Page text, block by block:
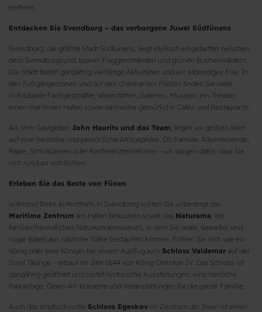
entfernt.
Entdecken Sie Svendborg – das verborgene Juwel Südfünens
Svendborg, die größte Stadt Südfünens, liegt idyllisch eingebettet zwischen
dem Svendborgsund, blauen Flaggenstränden und grünen Buchenwäldern.
Die Stadt bietet ganzjährig vielfältige Aktivitäten und ein lebendiges Flair. In
den Fußgängerzonen und auf den charmanten Plätzen finden Sie viele
individuelle Fachgeschäfte, Werkstätten, Galerien, Museen, ein Theater,
einen maritimen Hafen sowie zahlreiche gemütliche Cafés und Restaurants.
Als Ihre Gastgeber, John Haurits und das Team, legen wir großen Wert
auf eine herzliche und persönliche Atmosphäre. Ob Familie, Alleinreisende,
Paare, Schulklassen oder Konferenzteilnehmer – wir sorgen dafür, dass Sie
sich rundum wohlfühlen.
Erleben Sie das Beste von Fünen
Während Ihres Aufenthalts in Svendborg sollten Sie unbedingt das
Maritime Zentrum am Hafen besuchen sowie das Naturama, ein
familienfreundliches Naturkundemuseum, in dem Sie Wale, Seeadler und
sogar Bären aus nächster Nähe bestaunen können. Fühlen Sie sich wie ein
König oder eine Königin bei einem Ausflug zum Schloss Valdemar auf der
Insel Tåsinge – erbaut im Jahr 1644 von König Christian IV. Das Schloss ist
ganzjährig geöffnet und bietet historische Ausstellungen, eine herrliche
Parkanlage, Open-Air-Konzerte und Veranstaltungen für die ganze Familie.
Auch das eindrucksvolle Schloss Egeskov im Zentrum der Insel ist einen